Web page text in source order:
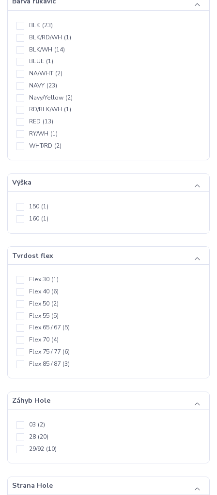
BLK (23)
BLK/RD/WH (1)
BLK/WH (14)
BLUE (1)
NA/WHT (2)
NAVY (23)
Navy/Yellow (2)
RD/BLK/WH (1)
RED (13)
RY/WH (1)
WHT/RD (2)
Výška
150 (1)
160 (1)
Tvrdost flex
Flex 30 (1)
Flex 40 (6)
Flex 50 (2)
Flex 55 (5)
Flex 65 / 67 (5)
Flex 70 (4)
Flex 75 / 77 (6)
Flex 85 / 87 (3)
Záhyb Hole
03 (2)
28 (20)
29/92 (10)
Strana Hole